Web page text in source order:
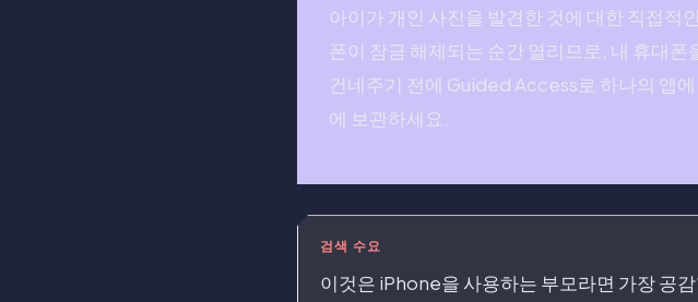
아이가 개인 사진을 발견한 것에 대한 직접적
폰이 잠금 해제되는 순간 열리므로, 내 휴대
건네주기 전에 Guided Access로 하나의 앱
에 보관하세요.
검색 수요
이것은 iPhone을 사용하는 부모라면 가장 공